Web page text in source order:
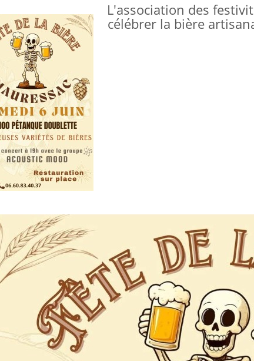
L'association des
célébrer la bière